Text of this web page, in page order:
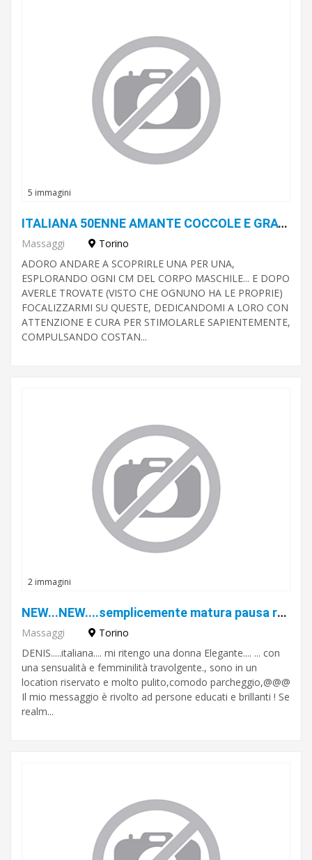
5 immagini
ITALIANA 50ENNE AMANTE COCCOLE E GRATTINI, BELLA SIGNORA CON LA PASSIONE X LA STIMOLAZIONE DI TUTTE LE ZONE EROGENE MASCHILI
Massaggi
Torino
ADORO ANDARE A SCOPRIRLE UNA PER UNA,
ESPLORANDO OGNI CM DEL CORPO MASCHILE... E DOPO
AVERLE TROVATE (VISTO CHE OGNUNO HA LE PROPRIE)
FOCALIZZARMI SU QUESTE, DEDICANDOMI A LORO CON
ATTENZIONE E CURA PER STIMOLARLE SAPIENTEMENTE,
COMPULSANDO COSTAN...
2 immagini
NEW...NEW....semplicemente matura pausa relax
Massaggi
Torino
DENIS.....italiana.... mi ritengo una donna Elegante.... ... con
una sensualità e femminilità travolgente., sono in un
location riservato e molto pulito,comodo parcheggio,@@@
Il mio messaggio è rivolto ad persone educati e brillanti ! Se
realm...